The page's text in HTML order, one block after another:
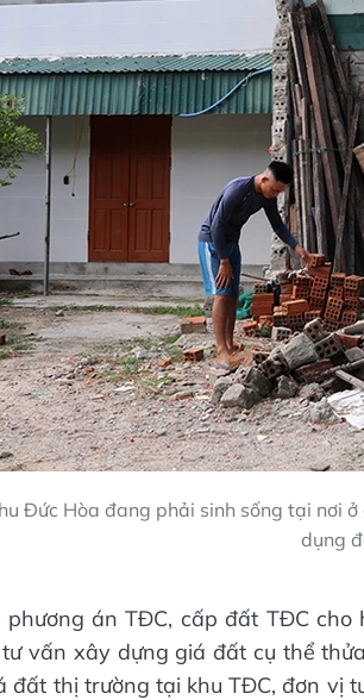
Đức Hòa đang phải sinh sống tại nơi
dụng
án TĐC, cấp đất TĐC
vấn xây dựng giá đất cụ thể
đất thị trường tại khu TĐC, đơn vị